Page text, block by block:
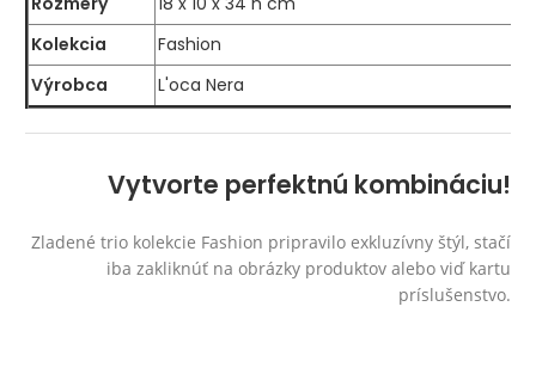
Kolekcia
Fashion
Výrobca
L'oca Nera
Vytvorte perfektnú kombináciu!
Zladené trio kolekcie Fashion pripravilo exkluzívny štýl, stačí
iba zakliknúť na obrázky produktov alebo viď kartu
príslušenstvo.